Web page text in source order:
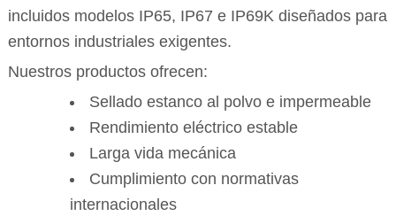
incluidos modelos IP65, IP67 e IP69K diseñados para
entornos industriales exigentes.
Nuestros productos ofrecen:
Sellado estanco al polvo e impermeable
Rendimiento eléctrico estable
Larga vida mecánica
Cumplimiento con normativas
internacionales